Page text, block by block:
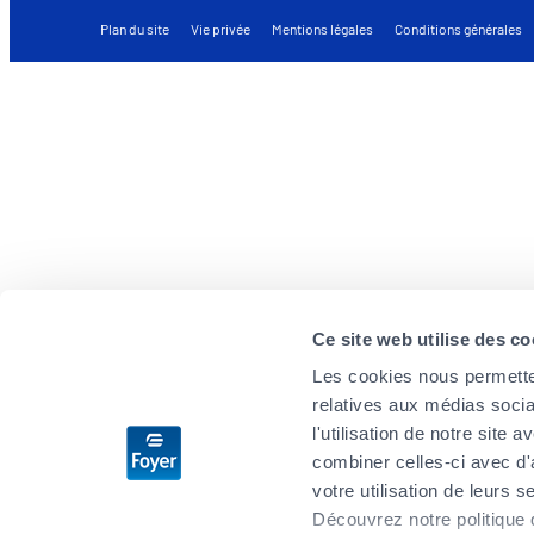
Ce site web utilise des
Les cookies nous
relatives aux médias
l'utilisation de notre site
combiner celles-ci avec
votre utilisation de leurs
Découvrez notre politique
Plan du site Vie privée Mentions légales Conditions générales